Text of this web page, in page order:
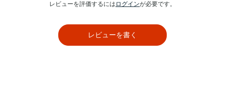
レビューを評価するには ログインが必要です。
レビューを書く